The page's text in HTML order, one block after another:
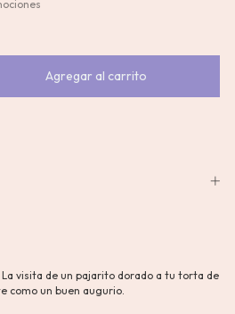
visita de un pajarito dorado a tu torta de
como un buen augurio.